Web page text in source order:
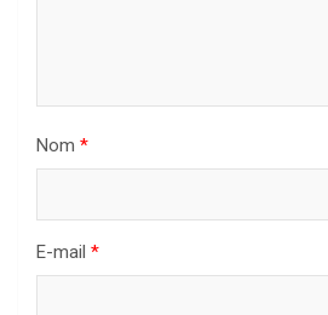
Nom *
E-mail *